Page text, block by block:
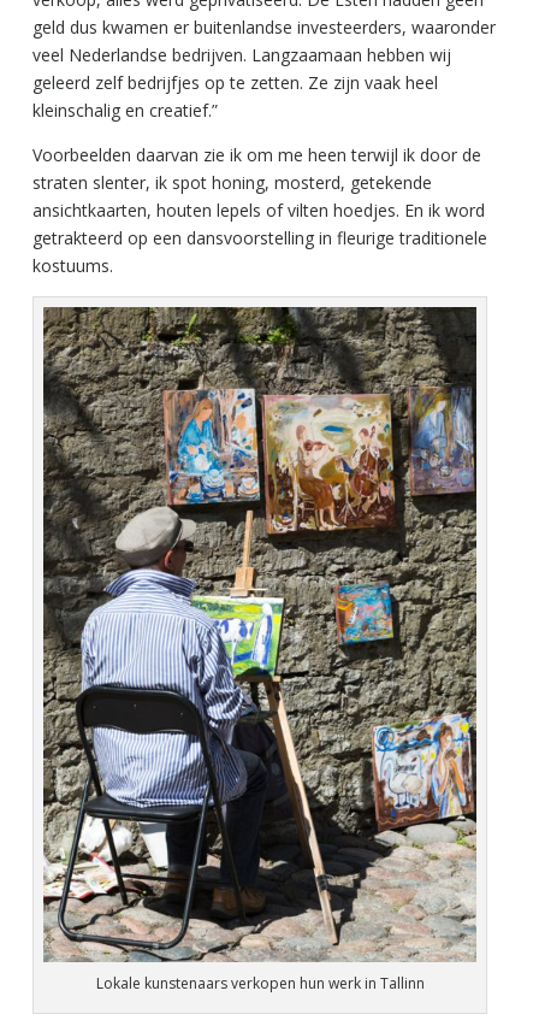
geld dus kwamen er buitenlandse investeerders, waaronder
veel Nederlandse bedrijven. Langzaamaan hebben wij
geleerd zelf bedrijfjes op te zetten. Ze zijn vaak heel
kleinschalig en creatief.”
Voorbeelden daarvan zie ik om me heen terwijl ik door de
straten slenter, ik spot honing, mosterd, getekende
ansichtkaarten, houten lepels of vilten hoedjes. En ik word
getrakteerd op een dansvoorstelling in fleurige traditionele
kostuums.
Lokale kunstenaars verkopen hun werk in Tallinn